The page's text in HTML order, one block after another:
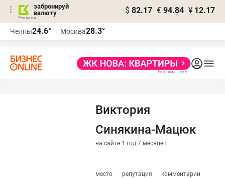
забронируй
валюту
$ 82.17 € 94.84 ¥ 12.17
Челны24.6° Москва28.3°
Виктория
Синякина-Мацюк
на сайте 1 год 7 месяцев
место репутация комментарии